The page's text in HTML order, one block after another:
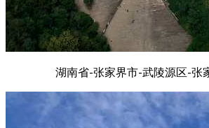
湖南省-张家界市-武陵源区-张